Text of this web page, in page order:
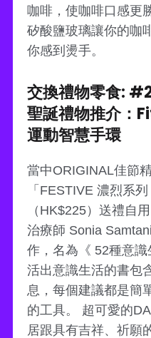
咖啡，使咖啡口感更
矽酸鹽玻璃讓你的咖
你感到燙手。
交換禮物零食:
聖誕禮物推介：
運動智慧手環
當中ORIGINAL佳節
「FESTIVE 濃烈系
（HK$225）送禮自
治療師 Sonia
作，名為《 52種意
活出意識生活的書包
息，每個建議都是簡
的工具。 超可愛的
居跟具有吉祥、祈願